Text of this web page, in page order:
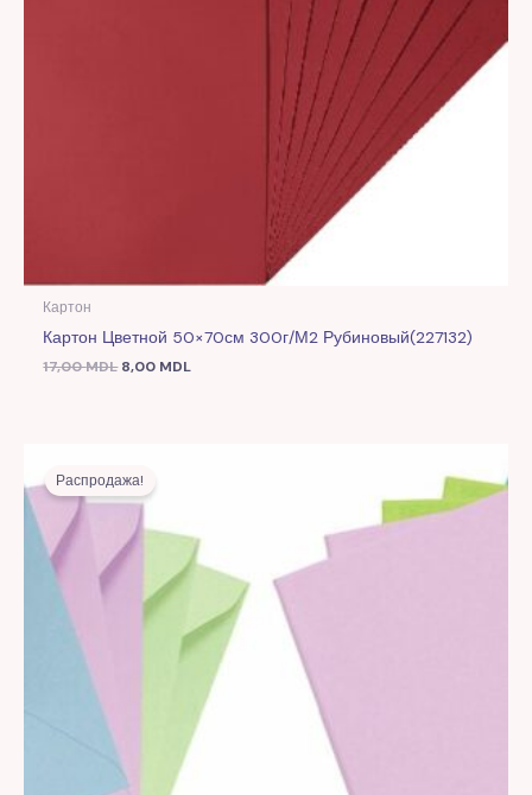
Картон
Картон Цветной 50×70см 300г/м2 Рубиновый(227132)
17,00MDL 8,00 MDL
Распродажа!
составляла
46,00 MDL.